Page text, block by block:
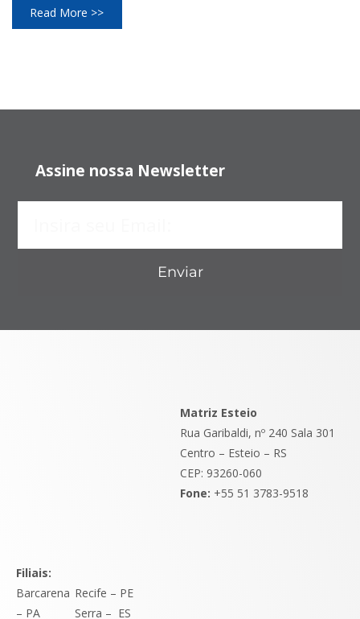
Read More >>
Assine nossa Newsletter
Enviar
Matriz Esteio
Rua Garibaldi, nº 240 Sala 301
Centro – Esteio – RS
CEP: 93260-060
Fone: +55 51 3783-9518
Filiais:
Barcarena
– PA
Recife – PE
Serra – ES